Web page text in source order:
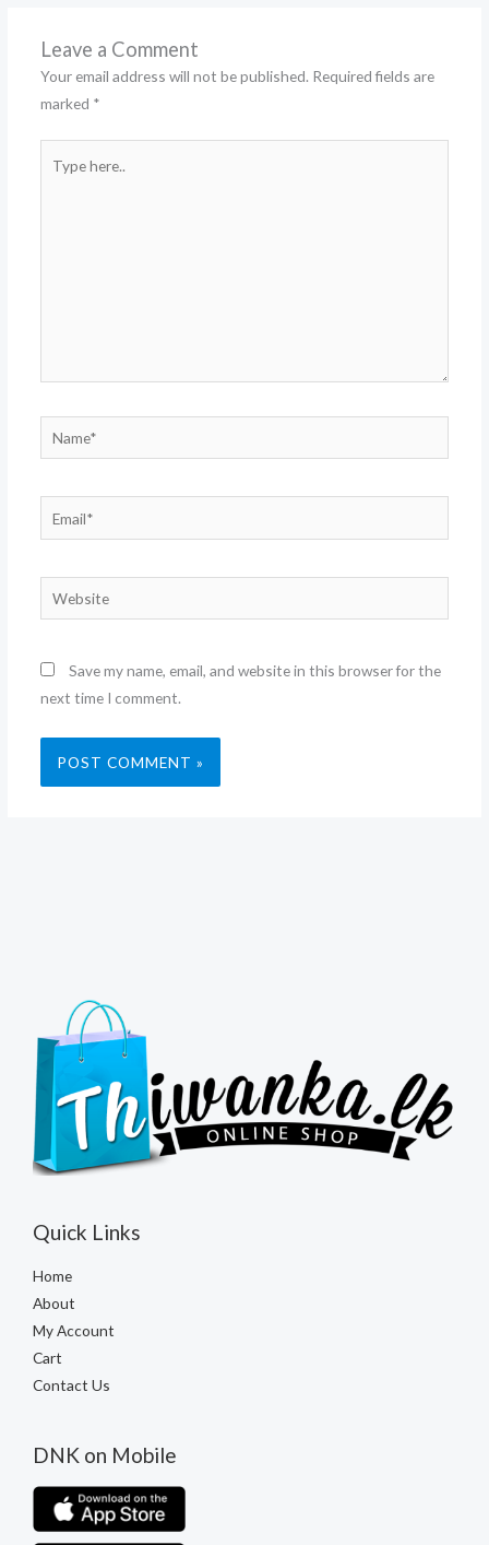
Leave a Comment
Your email address will not be published. Required fields are
marked *
here..
Name*
Email*
Website
Save my name, email, and website in this browser for the
next time I comment.
Quick Links
Home
About
My Account
Cart
Contact Us
DNK on Mobile